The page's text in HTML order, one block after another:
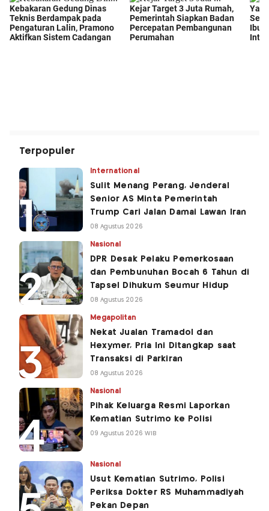
Terpopuler
International
Sulit Menang Perang, Jenderal
Senior AS Minta Pemerintah
Trump Cari Jalan Damai Lawan Iran
08 Agustus 2026
Nasional
DPR Desak Pelaku Pemerkosaan
dan Pembunuhan Bocah 6 Tahun di
Tapsel Dihukum Seumur Hidup
08 Agustus 2026
Megapolitan
Nekat Jualan Tramadol dan
Hexymer, Pria Ini Ditangkap saat
Transaksi di Parkiran
08 Agustus 2026
Nasional
Pihak Keluarga Resmi Laporkan
Kematian Sutrimo ke Polisi
09 Agustus 2026 WIB
Nasional
Usut Kematian Sutrimo, Polisi
Periksa Dokter RS Muhammadiyah
Pekan Depan